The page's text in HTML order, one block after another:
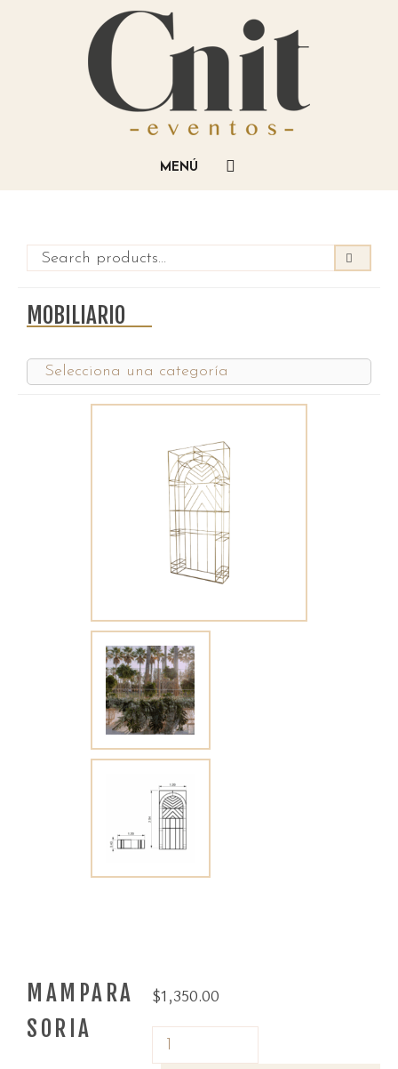
MOBILIARIO
MAMPARA
SORIA
$1,350.00